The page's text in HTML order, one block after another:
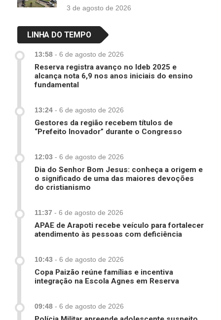
3 de agosto de 2026
LINHA DO TEMPO
13:58 - 6 de agosto de 2026
Reserva registra avanço no Ideb 2025 e
alcança nota 6,9 nos anos iniciais do ensino
fundamental
13:24 - 6 de agosto de 2026
Gestores da região recebem títulos de
“Prefeito Inovador” durante o Congresso
12:03 - 6 de agosto de 2026
Dia do Senhor Bom Jesus: conheça a origem e
o significado de uma das maiores devoções
do cristianismo
11:37 - 6 de agosto de 2026
APAE de Arapoti recebe veículo para fortalecer
atendimento às pessoas com deficiência
10:43 - 6 de agosto de 2026
Copa Paizão reúne famílias e incentiva
integração na Escola Agnes em Reserva
09:48 - 6 de agosto de 2026